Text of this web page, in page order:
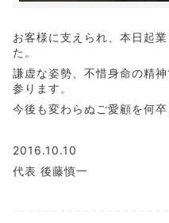
お客様に支えられ、本日起
た。
謙虚な姿勢、不惜身命の精
参ります。
今後も変わらぬご愛顧を何
2016.10.10
代表 後藤慎一